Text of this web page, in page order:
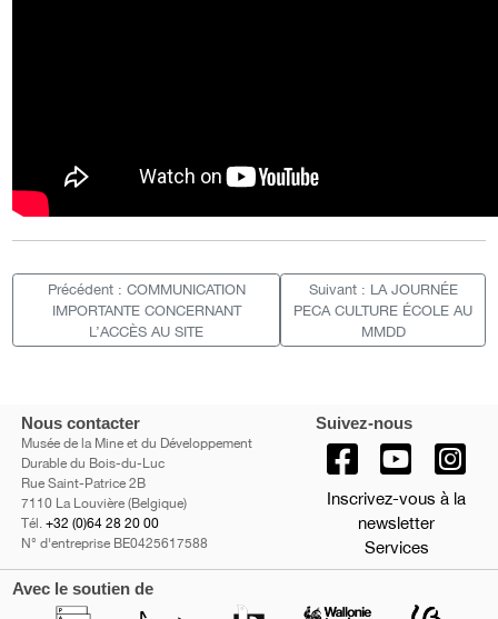
Précédent : COMMUNICATION
IMPORTANTE CONCERNANT
L’ACCÈS AU SITE
Suivant : LA JOURNÉE
PECA CULTURE ÉCOLE AU
MMDD
Nous contacter
Musée de la Mine et du Développement
Durable du Bois-du-Luc
Rue Saint-Patrice 2B
7110 La Louvière (Belgique)
Tél. +32 (0)64 28 20 00
N° d'entreprise BE0425617588
Suivez-nous
Inscrivez-vous à la
newsletter
Services
Avec le soutien de